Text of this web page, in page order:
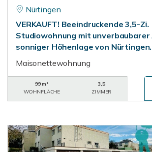
Nürtingen
VERKAUFT! Beeindruckende 3,5-Zi.
Studiowohnung mit unverbaubarer
sonniger Höhenlage von Nürtingen.
Maisonettewohnung
99 m²
WOHNFLÄCHE
3,5
ZIMMER